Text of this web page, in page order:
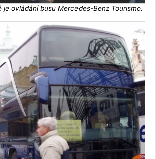
je ovládání busu Mercedes-Benz Tourismo.